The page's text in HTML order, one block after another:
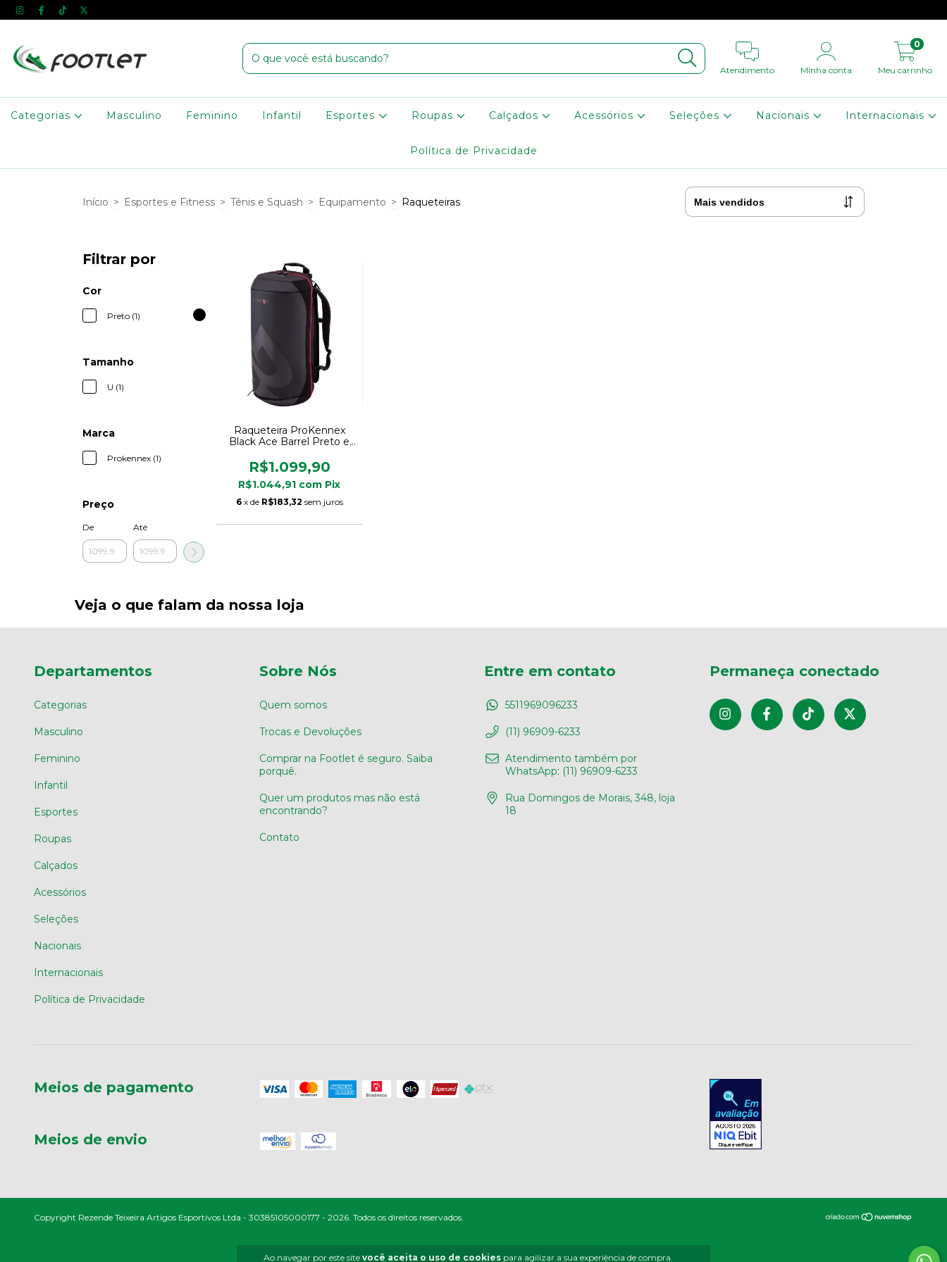
Atendimento Minha conta Meu carrinho
0
Categorias Masculino Feminino Infantil Esportes Roupas Calçados Acessórios Seleções Nacionais Internacionais
Política de Privacidade
Ao navegar por este site você aceita o uso de cookiespara agilizar a sua experiência de compra.
Início > Esportes e Fitness > Tênis e Squash > Equipamento > Raqueteiras
Filtrar por
Cor
Preto (1)
Tamanho
U (1)
Marca
Prokennex (1)
Preço
De Até
Raqueteira ProKennex
Black Ace Barrel Preto e
R$1.099,90
R$1.044,91 com Pix
6 x de R$183,32 sem juros
Veja o que falam da nossa loja
Departamentos
Categorias
Masculino
Feminino
Infantil
Esportes
Roupas
Calçados
Acessórios
Seleções
Nacionais
Internacionais
Política de Privacidade
Sobre Nós
Quem somos
Trocas e Devoluções
Comprar na Footlet é seguro. Saiba
porquê.
Quer um produtos mas não está
encontrando?
Contato
Entre em contato
5511969096233
(11) 96909-6233
Atendimento também por
WhatsApp: (11) 96909-6233
Rua Domingos de Morais, 348, loja
18
Permaneça conectado
Meios de pagamento
Meios de envio
Copyright Rezende Teixeira Artigos Esportivos Ltda - 30385105000177 - 2026. Todos os direitos reservados.